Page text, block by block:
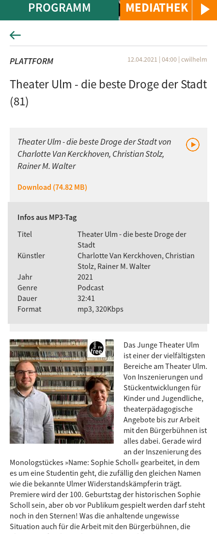
MEDIATHEK
PROGRAMM
PLATTFORM 12.04.2021 | 04:00 | cwilhelm
Theater Ulm - die beste Droge der Stadt
(81)
Theater Ulm - die beste Droge der Stadt von
Charlotte Van Kerckhoven, Christian Stolz,
Rainer M. Walter
Download (74.82 MB)
Infos aus MP3-Tag
Titel
Theater Ulm - die beste Droge der
Stadt
Künstler
Charlotte Van Kerckhoven, Christian
Stolz, Rainer M. Walter
Jahr
2021
Genre
Podcast
Dauer
32:41
Format
mp3, 320Kbps
Das Junge Theater Ulm
ist einer der vielfältigsten
Bereiche am Theater Ulm.
Von Inszenierungen und
Stückentwicklungen für
Kinder und Jugendliche,
theaterpädagogische
Angebote bis zur Arbeit
mit den Bürgerbühnen ist
alles dabei. Gerade wird
an der Inszenierung des
Monologstückes »Name: Sophie Scholl« gearbeitet, in dem
es um eine Studentin geht, die zufällig den gleichen Namen
wie die bekannte Ulmer Widerstandskämpferin trägt.
Premiere wird der 100. Geburtstag der historischen Sophie
Scholl sein, aber ob vor Publikum gespielt werden darf steht
noch in den Sternen! Was die anhaltende ungewisse
Situation auch für die Arbeit mit den Bürgerbühnen, die